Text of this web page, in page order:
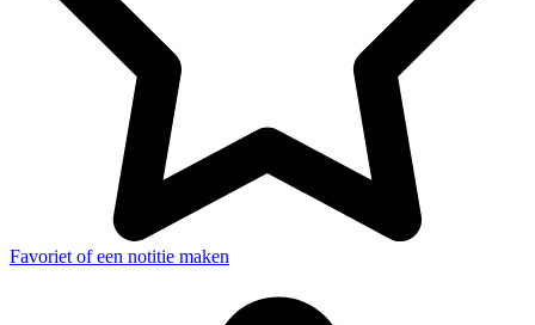
Favoriet of een notitie maken